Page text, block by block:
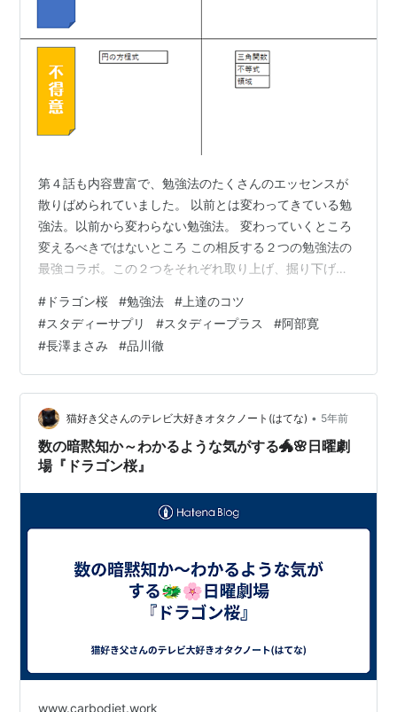
第４話も内容豊富で、勉強法のたくさんのエッセンスが
散りばめられていました。 以前とは変わってきている勉
強法。以前から変わらない勉強法。 変わっていくところ
変えるべきではないところ この相反する２つの勉強法の
最強コラボ。この２つをそれぞれ取り上げ、掘り下げな
ます。 ＩＴを制する者は受験を制す 形式知から暗黙知に
なるまで勉強 まとめ 最新×普遍 ⇒ 「内から出る楽しさ」
# ドラゴン桜 #勉強法 # 上達のコツ
#スタディーサプリ #スタディープラス #阿部寛
#長澤まさみ #品川徹
猫好き父さんのテレビ大好きオタクノート(はてな) • 5年前
数の暗黙知か～わかるような気がする🐲🌸日曜劇
場『ドラゴン桜』
www.carbodiet.work